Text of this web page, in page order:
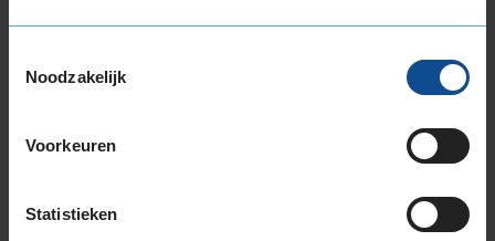
Noodzakelijk
Voorkeuren
Statistieken
235/55R17 103H EXTRALOAD
245/55R17 102V